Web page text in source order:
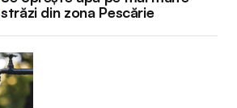
străzi din zona Pescărie